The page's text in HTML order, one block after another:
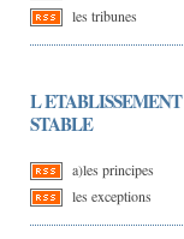
les tribunes
L ETABLISSEMENT
STABLE
a)les principes
les exceptions